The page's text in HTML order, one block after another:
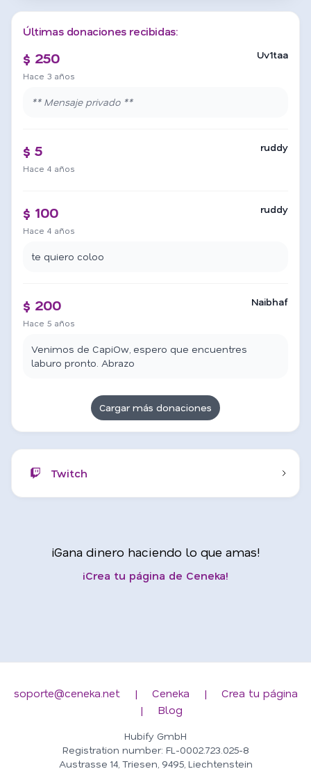
Últimas donaciones recibidas:
$ 250
Hace 3 años
Uv1taa
** Mensaje privado **
$ 5
Hace 4 años
ruddy
$ 100
Hace 4 años
ruddy
te quiero coloo
$ 200
Hace 5 años
Naibhaf
Venimos de CapiOw, espero que encuentres
laburo pronto. Abrazo
Cargar más donaciones
Twitch
¡Gana dinero haciendo lo que amas!
¡Crea tu página de Ceneka!
soporte@ceneka.net | Ceneka |
Crea tu página
|
Blog
Hubify GmbH
Registration number: FL-0002.723.025-8
Austrasse 14, Triesen, 9495, Liechtenstein